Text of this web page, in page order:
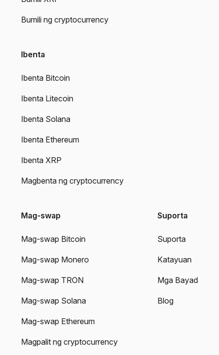
Bumili ng cryptocurrency
Ibenta
Ibenta Bitcoin
Ibenta Litecoin
Ibenta Solana
Ibenta Ethereum
Ibenta XRP
Magbenta ng cryptocurrency
Mag-swap
Mag-swap Bitcoin
Mag-swap Monero
Mag-swap TRON
Mag-swap Solana
Mag-swap Ethereum
Magpalit ng cryptocurrency
Suporta
Suporta
Katayuan
Mga Bayad
Blog